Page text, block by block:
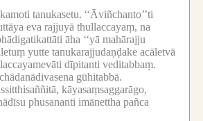
tanukasetu. ‘‘Āviñchanto’’ti
eva rajjuyā thullaccayaṃ, na
āha ‘‘yā mahārajju
yutte tanukarajjudaṇḍake acāletvā
dīpitanti veditabbaṃ.
gūhitabbā.
kāyasaṃsaggarāgo,
phusananti imānettha pañca